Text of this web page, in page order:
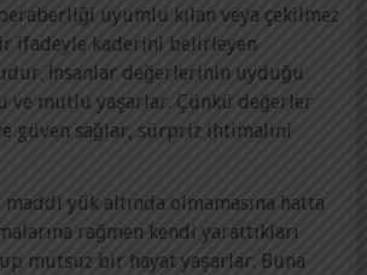
uyumlu kılan veya çekilmez
ifadeyle kaderini belirleyen
İnsanlar değerlerinin uyduğu
ve mutlu yaşarlar. Çünkü değerler
güven sağlar, sürpriz ihtimalini
yük altında olmamasına hatta
rağmen kendi yarattıkları
mutsuz bir hayat yaşarlar. Buna